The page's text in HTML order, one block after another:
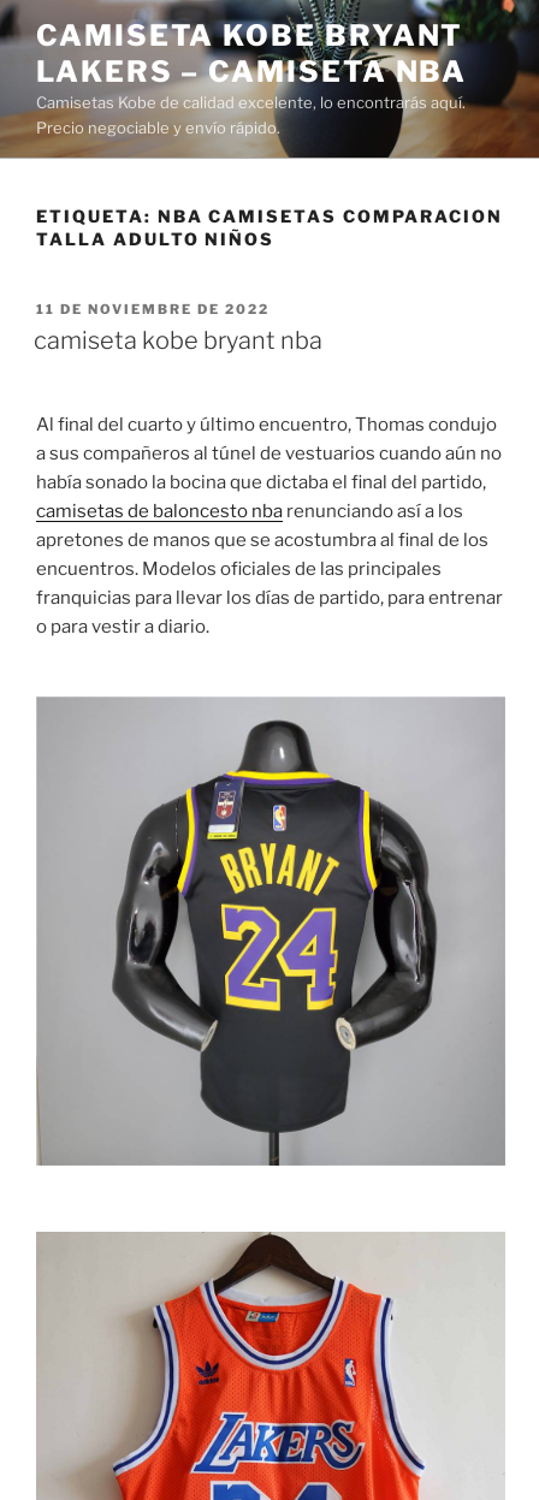
Saltar
al
contenido
CAMISETA KOBE BRYANT
LAKERS – CAMISETA NBA
Camisetas Kobe de calidad excelente, lo encontrarás aquí.
Precio negociable y envío rápido.
ETIQUETA: NBA CAMISETAS COMPARACION
TALLA ADULTO NIÑOS
PUBLICADO
11 DE NOVIEMBRE DE 2022
camiseta kobe bryant nba
Al final del cuarto y último encuentro, Thomas condujo
a sus compañeros al túnel de vestuarios cuando aún no
había sonado la bocina que dictaba el final del partido,
camisetas de baloncesto nba renunciando así a los
apretones de manos que se acostumbra al final de los
encuentros. Modelos oficiales de las principales
franquicias para llevar los días de partido, para entrenar
o para vestir a diario.